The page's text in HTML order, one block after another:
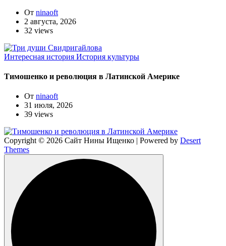
От ninaoft
2 августа, 2026
32 views
Интересная история История культуры
Тимошенко и революция в Латинской Америке
От ninaoft
31 июля, 2026
39 views
Copyright © 2026 Сайт Нины Ищенко | Powered by Desert
Themes